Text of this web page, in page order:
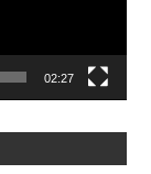
02:27